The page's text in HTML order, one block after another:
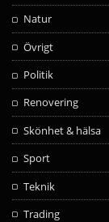
Natur
Övrigt
Politik
Renovering
Skönhet & hälsa
Sport
Teknik
Trading